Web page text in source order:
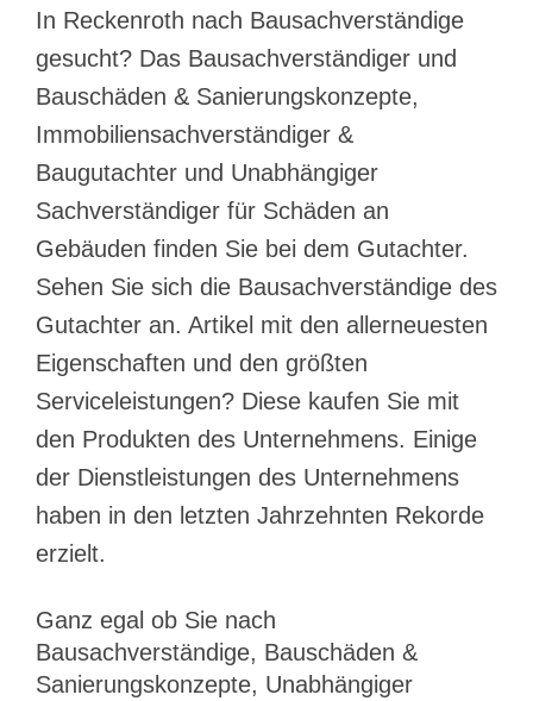
In Reckenroth nach Bausachverständige
gesucht? Das Bausachverständiger und
Bauschäden & Sanierungskonzepte,
Immobiliensachverständiger &
Baugutachter und Unabhängiger
Sachverständiger für Schäden an
Gebäuden finden Sie bei dem Gutachter.
Sehen Sie sich die Bausachverständige des
Gutachter an. Artikel mit den allerneuesten
Eigenschaften und den größten
Serviceleistungen? Diese kaufen Sie mit
den Produkten des Unternehmens. Einige
der Dienstleistungen des Unternehmens
haben in den letzten Jahrzehnten Rekorde
erzielt.
Ganz egal ob Sie nach
Bausachverständige, Bauschäden &
Sanierungskonzepte, Unabhängiger